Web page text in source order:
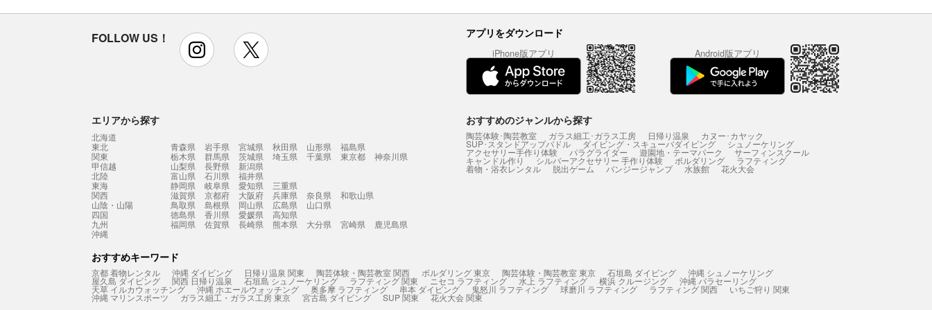
FOLLOW US！ instagram アプリをダウンロード
iPhone版アプリ Android版アプリ
エリアから探す
北海道
東北
青森県 岩手県 宮城県 秋田県 山形県
福島県
関東
栃木県 群馬県 茨城県 埼玉県 千葉県 東京都
神奈川県
甲信越
山梨県 長野県
新潟県
北陸
富山県 石川県
福井県
東海
静岡県 岐阜県 愛知県
三重県
関西
滋賀県 京都府 大阪府 兵庫県 奈良県
和歌山県
山陰・山陽
鳥取県 島根県 岡山県 広島県
山口県
四国
徳島県 香川県 愛媛県
高知県
九州
福岡県 佐賀県 長崎県 熊本県 大分県 宮崎県
鹿児島県
沖縄
おすすめのジャンルから探す
陶芸体験･陶芸教室 ガラス細工･ガラス工房 日帰り温泉 カヌー･カヤック
SUP･スタンドアップパドル ダイビング・スキューバダイビング シュノーケリング
アクセサリー手作り体験 パラグライダー 遊園地・テーマパーク サーフィンスクール
キャンドル作り シルバーアクセサリー 手作り体験 ボルダリング ラフティング
着物・浴衣レンタル 脱出ゲーム バンジージャンプ 水族館 花火大会
おすすめキーワード
京都 着物レンタル 沖縄 ダイビング 日帰り温泉 関東 陶芸体験・陶芸教室 関西 ボルダリング 東京 陶芸体験・陶芸教室 東京 石垣島 ダイビング 沖縄 シュノーケリング
屋久島 ダイビング 関西 日帰り温泉 石垣島 シュノーケリング ラフティング 関東 ニセコ ラフティング 水上 ラフティング 横浜 クルージング 沖縄 パラセーリング
天草 イルカウォッチング 沖縄 ホエールウォッチング 奥多摩 ラフティング 串本 ダイビング 鬼怒川 ラフティング 球磨川 ラフティング ラフティング 関西 いちご狩り 関東
沖縄 マリンスポーツ ガラス細工・ガラス工房 東京 宮古島 ダイビング SUP 関東 花火大会 関東